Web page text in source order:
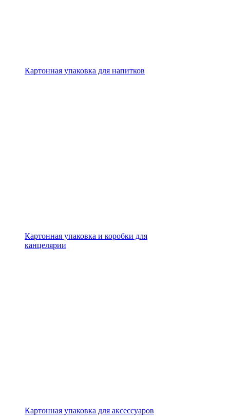
Картонная упаковка для напитков
Картонная упаковка и коробки для
канцелярии
Картонная упаковка для аксессуаров